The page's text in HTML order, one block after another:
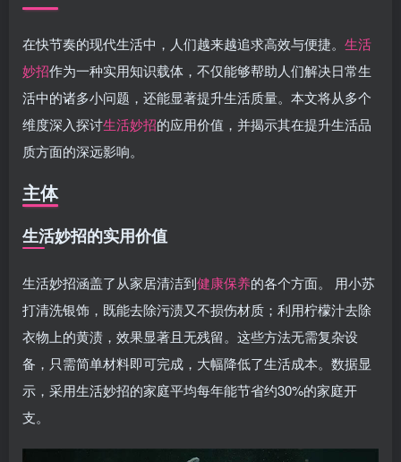
在快节奏的现代生活中，人们越来越追求高效与便捷。 生活
妙招作为一种实用知识载体，不仅能够帮助人们解决日常生
活中的诸多小问题，还能显著提升生活质量。本文将从多个
维度深入探讨生活妙招的应用价值，并揭示其在提升生活品
质方面的深远影响。
主体
生活妙招的实用价值
生活妙招涵盖了从家居清洁到健康保养的各个方面。 用小苏
打清洗银饰，既能去除污渍又不损伤材质；利用柠檬汁去除
衣物上的黄渍，效果显著且无残留。这些方法无需复杂设
备，只需简单材料即可完成，大幅降低了生活成本。数据显
示，采用生活妙招的家庭平均每年能节省约30%的家庭开
支。